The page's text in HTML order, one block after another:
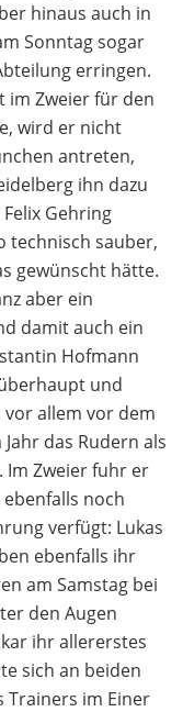
hinaus auch in
Sonntag sogar
erringen.
im Zweier für den
wird er nicht
antreten,
ihn dazu
Gehring
technisch sauber,
gewünscht hätte.
aber ein
damit auch ein
Hofmann
und
vor allem vor dem
das Rudern als
Zweier fuhr er
noch
verfügt: Lukas
ebenfalls ihr
am Samstag bei
den Augen
ihr allererstes
sich an beiden
Trainers im Einer